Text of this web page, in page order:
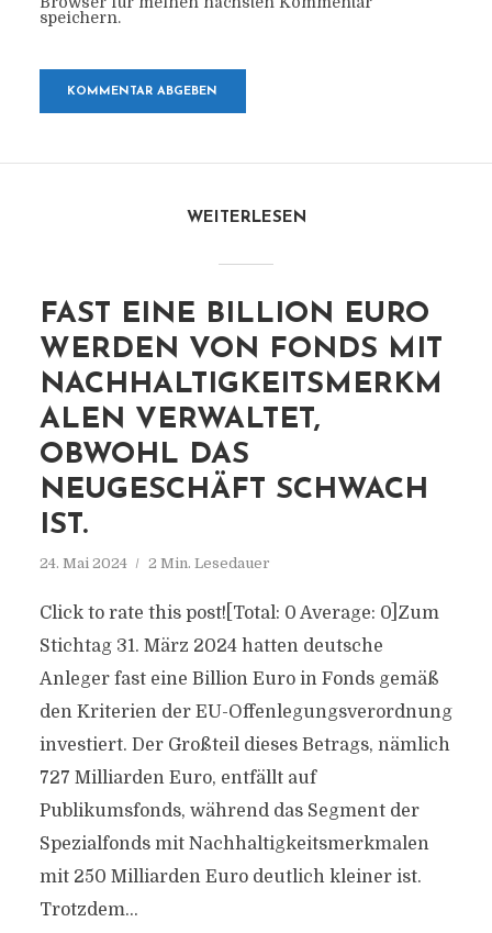
speichern.
WEITERLESEN
FAST EINE BILLION EURO
WERDEN VON FONDS MIT
NACHHALTIGKEITSMERKM
ALEN VERWALTET,
OBWOHL DAS
NEUGESCHÄFT SCHWACH
IST.
24. Mai 2024 2 Min. Lesedauer
Click to rate this post![Total: 0 Average: 0]Zum
Stichtag 31. März 2024 hatten deutsche
Anleger fast eine Billion Euro in Fonds gemäß
den Kriterien der EU-Offenlegungsverordnung
investiert. Der Großteil dieses Betrags, nämlich
727 Milliarden Euro, entfällt auf
Publikumsfonds, während das Segment der
Spezialfonds mit Nachhaltigkeitsmerkmalen
mit 250 Milliarden Euro deutlich kleiner ist.
Trotzdem...